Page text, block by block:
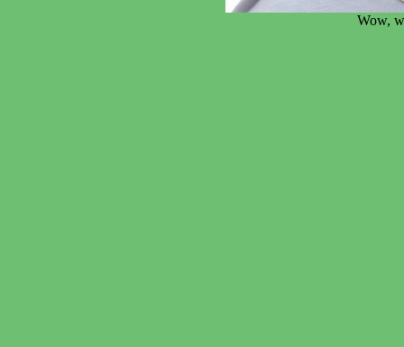
Wow,